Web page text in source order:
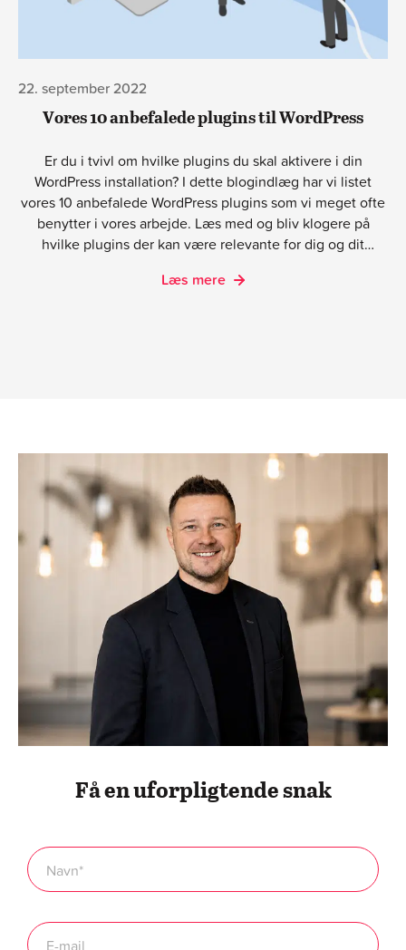
22. september 2022
Vores 10 anbefalede plugins til WordPress
Er du i tvivl om hvilke plugins du skal aktivere i din
WordPress installation? I dette blogindlæg har vi listet
vores 10 anbefalede WordPress plugins som vi meget ofte
benytter i vores arbejde. Læs med og bliv klogere på
hvilke plugins der kan være relevante for dig og dit
Læs mere
Få en uforpligtende snak